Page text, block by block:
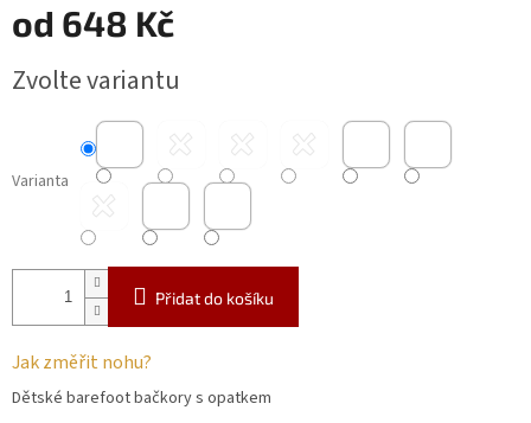
od 648 Kč
cena:
Zvolte variantu
Varianta
Přidat do košíku
Jak změřit nohu?
Dětské barefoot bačkory s opatkem